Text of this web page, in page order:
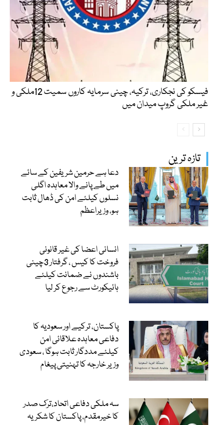
تازہ ترین
دعا ہے حرمین شریفین کے سائے
میں طے پانے والا معاہدہ اگلی
نسلوں کیلئے امن کی ڈھال ثابت
ہو، وزیراعظم
انسانی اعضا کی غیر قانونی
فروخت کا کیس ، گرفتار 3چینی
باشندوں نے ضمانت کیلئے
ہائیکورٹ سے رجوع کر لیا
پاکستان، ترکیے اور سعودیہ کا
دفاعی معاہدہ علاقائی امن
کیلئے مددگار ثابت ہوگا ، سعودی
وزیر خارجہ کا تہنیتی پیغام
سہ ملکی دفاعی اتحاد،ترک صدر
کا خیرمقدم، پاکستان کا شکریہ
فیسکو کی نجکاری، ترکیہ، چینی سرمایہ کاروں سمیت 12ملکی و
غیر ملکی گروپ میدان میں